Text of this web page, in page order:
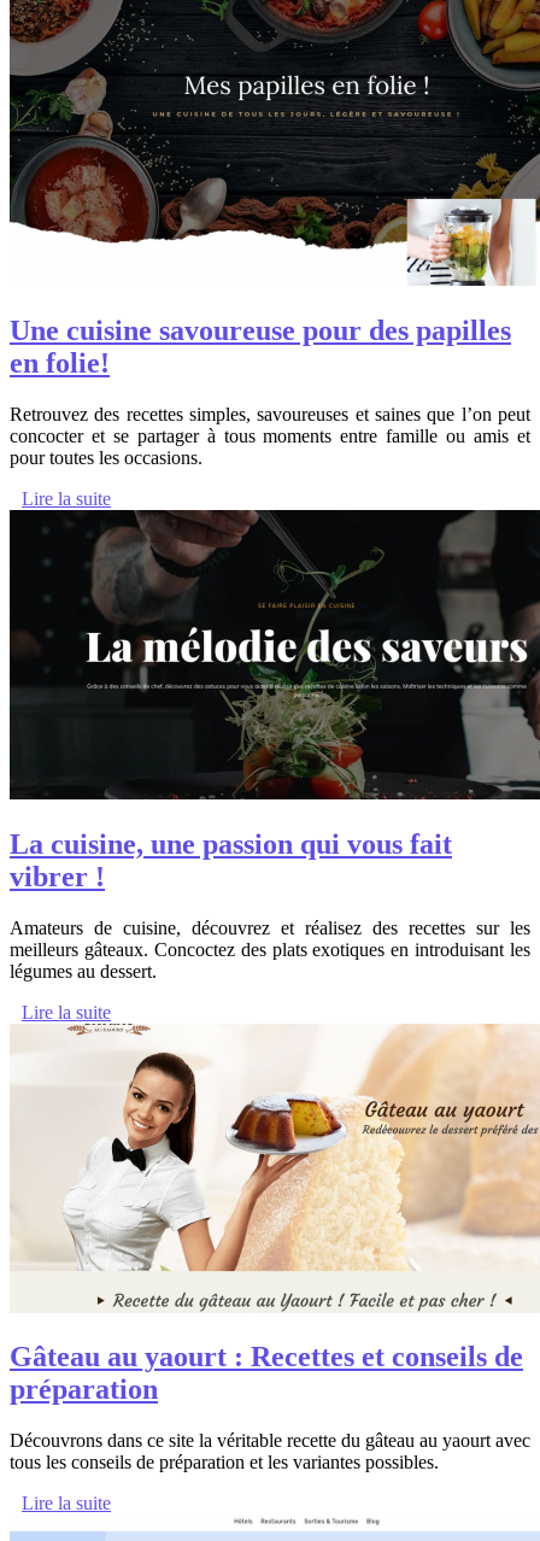
Une cuisine savoureuse pour des papilles
en folie!
Retrouvez des recettes simples, savoureuses et saines que l’on peut
concocter et se partager à tous moments entre famille ou amis et
pour toutes les occasions.
Lire la suite
La cuisine, une passion qui vous fait
vibrer !
Amateurs de cuisine, découvrez et réalisez des recettes sur les
meilleurs gâteaux. Concoctez des plats exotiques en introduisant les
légumes au dessert.
Lire la suite
Gâteau au yaourt : Recettes et conseils de
préparation
Découvrons dans ce site la véritable recette du gâteau au yaourt avec
tous les conseils de préparation et les variantes possibles.
Lire la suite